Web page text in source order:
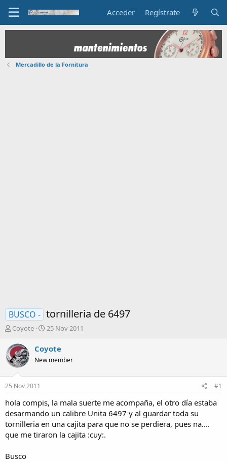
Acceder Regístrate
Mercadillo de la Fornitura
BUSCO - tornilleria de 6497
I
i
c
i
d
r
d
e
l
t
m
Coyote
F
c
h
a
n
i
c
i
o
25 Nov 2011
Coyote
New member
25 Nov 2011 #1
hola compis, la mala suerte me acompaña, el otro día estaba
desarmando un calibre Unita 6497 y al guardar toda su
tornilleria en una cajita para que no se perdiera, pues na....
que me tiraron la cajita :cuy:.
Busco